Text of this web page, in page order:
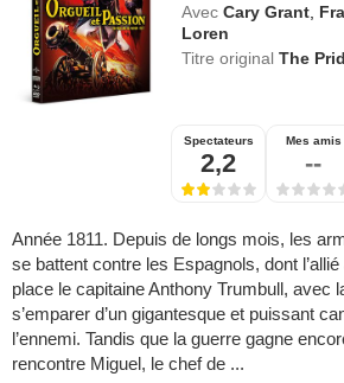
Avec Cary Grant
Loren
Titre originalThe
Spectateurs
2,2
Mes amis
--
Année 1811. Depuis de longs mois, les
se battent contre les Espagnols, dont
place le capitaine Anthony Trumbull, avec
s’emparer d’un gigantesque et puissant
l’ennemi. Tandis que la guerre gagne
rencontre Miguel, le chef de ...